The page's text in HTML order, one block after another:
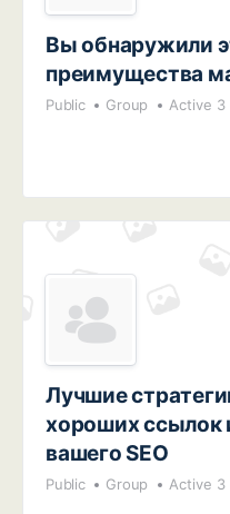
Вы обнаружили
преимущества
Public Group Active 3
Лучшие
хороших ссылок
вашего SEO
Public Group Active 3